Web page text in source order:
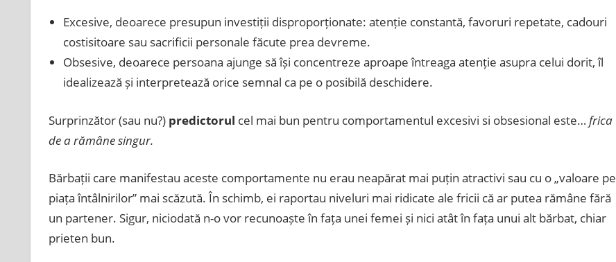
Excesive, deoarece presupun investiții disproporționate: atenție constantă, favoruri repetate, cadouri
costisitoare sau sacrificii personale făcute prea devreme.
Obsesive, deoarece persoana ajunge să își concentreze aproape întreaga atenție asupra celui dorit, îl
idealizează și interpretează orice semnal ca pe o posibilă deschidere.
Surprinzător (sau nu?) predictorul cel mai bun pentru comportamentul excesivi si obsesional este… frica
de a rămâne singur.
Bărbații care manifestau aceste comportamente nu erau neapărat mai puțin atractivi sau cu o „valoare pe
piața întâlnirilor” mai scăzută. În schimb, ei raportau niveluri mai ridicate ale fricii că ar putea rămâne fără
un partener. Sigur, niciodată n-o vor recunoaște în fața unei femei și nici atât în fața unui alt bărbat, chiar
prieten bun.